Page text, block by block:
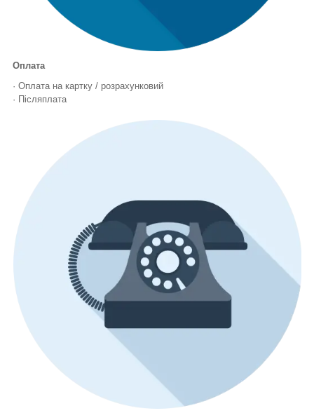
Оплата
· Оплата на картку / розрахунковий
· Післяплата